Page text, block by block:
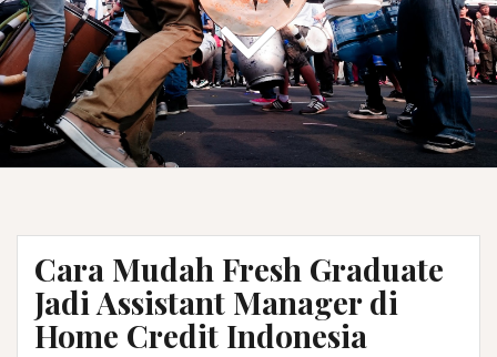
Cara Mudah Fresh Graduate
Jadi Assistant Manager di
Home Credit Indonesia